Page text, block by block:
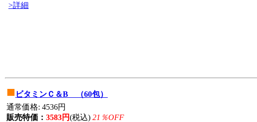
>詳細
■ ビタミンＣ＆B （60包）
通常価格: 4536円
販売特価： 3583円(税込) 21％OFF